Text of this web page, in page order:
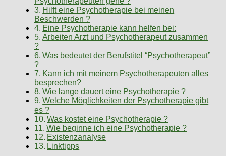
Hilft eine Psychotherapie bei meinen
Beschwerden ?
Eine Psychotherapie kann helfen bei:
Arbeiten Arzt und Psychotherapeut zusammen
?
Was bedeutet der Berufstitel “Psychotherapeut”
?
Kann ich mit meinem Psychotherapeuten alles
besprechen?
Wie lange dauert eine Psychotherapie ?
Welche Möglichkeiten der Psychotherapie gibt
es ?
Was kostet eine Psychotherapie ?
Wie beginne ich eine Psychotherapie ?
Existenzanalyse
Linktipps